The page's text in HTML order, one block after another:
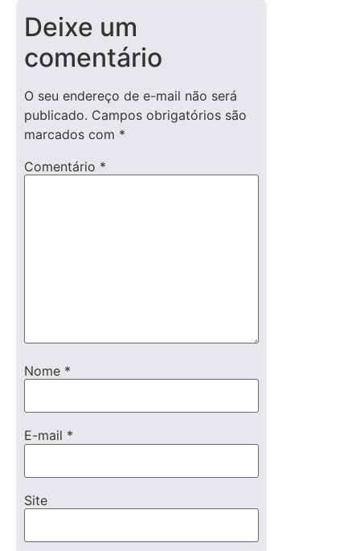
Deixe um
comentário
O seu endereço de e-mail não será
publicado. Campos obrigatórios são
marcados com *
Comentário *
Nome *
E-mail *
Site